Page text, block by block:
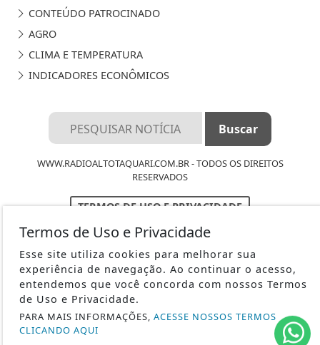
CONTEÚDO PATROCINADO
AGRO
CLIMA E TEMPERATURA
INDICADORES ECONÔMICOS
WWW.RADIOALTOTAQUARI.COM.BR - TODOS OS DIREITOS
RESERVADOS
TERMOS DE USO E PRIVACIDADE
SOBRE
FAQ
Termos de Uso e Privacidade
Esse site utiliza cookies para melhorar sua
experiência de navegação. Ao continuar o acesso,
entendemos que você concorda com nossos Termos
de Uso e Privacidade.
PARA MAIS INFORMAÇÕES, ACESSE NOSSOS TERMOS
CLICANDO AQUI